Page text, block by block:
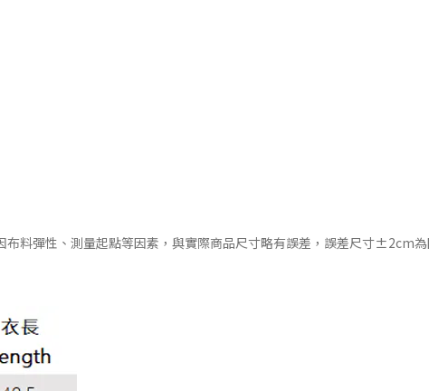
料彈性、測量起點等因素，與實際商品尺寸略有誤差，誤差尺寸±2cm